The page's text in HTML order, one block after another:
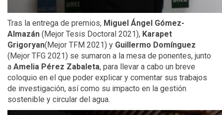
Tras la entrega de premios, Miguel Ángel Gómez-
Almazán (Mejor Tesis Doctoral 2021), Karapet
Grigoryan(Mejor TFM 2021) y Guillermo Domínguez
(Mejor TFG 2021) se sumaron a la mesa de ponentes, junto
a Amelia Pérez Zabaleta, para llevar a cabo un breve
coloquio en el que poder explicar y comentar sus trabajos
de investigación, así como su impacto en la gestión
sostenible y circular del agua.